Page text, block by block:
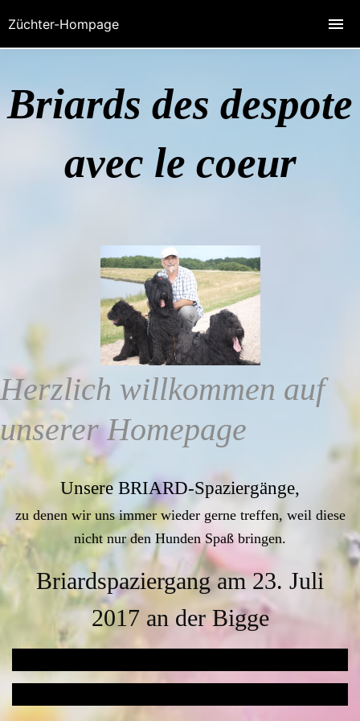
Briards des despote
avec le coeur
Herzlich willkommen auf
unserer Homepage
Unsere BRIARD-Spaziergänge,
zu denen wir uns immer wieder gerne treffen, weil diese
nicht nur den Hunden Spaß bringen.
Briardspaziergang am 23. Juli
2017 an der Bigge
Züchter-Hompage